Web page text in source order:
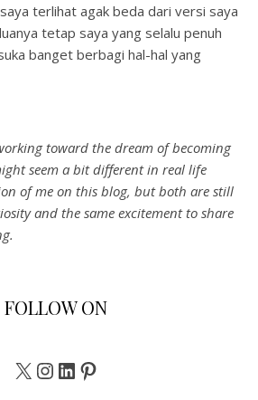
terlihat agak beda dari versi saya
tetap saya yang selalu penuh
banget berbagi hal-hal yang
toward the dream of becoming
seem a bit different in real life
of me on this blog, but both are still
and the same excitement to share
FOLLOW ON
X Instagram
LinkedInPinterest